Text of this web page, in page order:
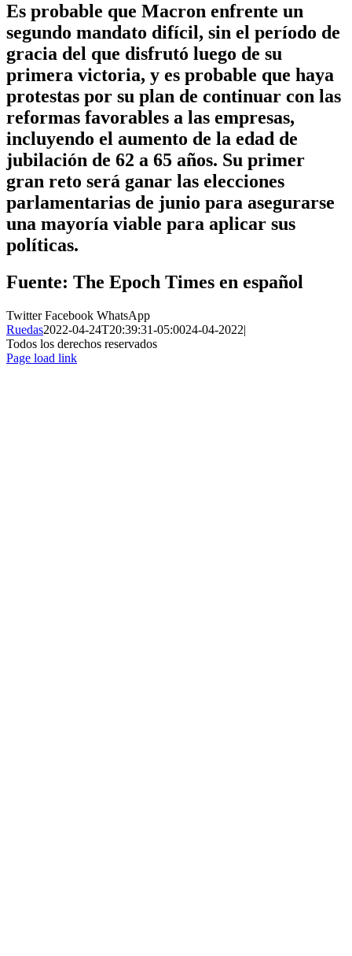
Es probable que Macron enfrente un
segundo mandato difícil, sin el período de
gracia del que disfrutó luego de su
primera victoria, y es probable que haya
protestas por su plan de continuar con las
reformas favorables a las empresas,
incluyendo el aumento de la edad de
jubilación de 62 a 65 años. Su primer
gran reto será ganar las elecciones
parlamentarias de junio para asegurarse
una mayoría viable para aplicar sus
políticas.
Fuente: The Epoch Times en español
TwitterFacebook WhatsApp
Ruedas2022-04-24T20:39:31-05:0024-04-2022|
Todos los derechos reservados
Page load link